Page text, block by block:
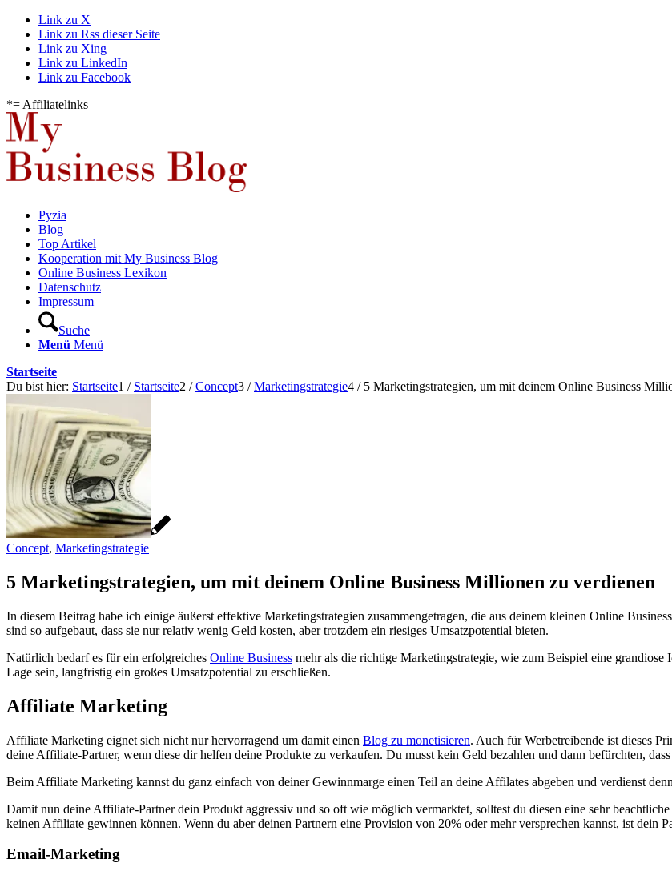
Link zu X
Link zu Rss dieser Seite
Link zu Xing
Link zu LinkedIn
Link zu Facebook
*= Affiliatelinks
Pyzia
Blog
Top Artikel
Kooperation mit My Business Blog
Online Business Lexikon
Datenschutz
Impressum
Suche
Menü Menü
Startseite
Du bist hier: Startseite1 / Startseite2 / Concept3 / Marketingstrategie4 / 5 Marketingstrategien, um mit deinem Online Business
Concept, Marketingstrategie
5 Marketingstrategien, um mit deinem Online Business Millionen zu verdienen
In diesem Beitrag habe ich einige äußerst effektive Marketingstrategien zusammengetragen, die aus deinem kleinen Online
sind so aufgebaut, dass sie nur relativ wenig Geld kosten, aber trotzdem ein riesiges Umsatzpotential bieten.
Natürlich bedarf es für ein erfolgreiches Online Business mehr als die richtige Marketingstrategie, wie zum Beispiel eine
Lage sein, langfristig ein großes Umsatzpotential zu erschließen.
Affiliate Marketing
Affiliate Marketing eignet sich nicht nur hervorragend um damit einen Blog zu monetisieren. Auch für Werbetreibende ist dieses
deine Affiliate-Partner, wenn diese dir helfen deine Produkte zu verkaufen. Du musst kein Geld bezahlen und dann befürchten,
Beim Affiliate Marketing kannst du ganz einfach von deiner Gewinnmarge einen Teil an deine Affilates abgeben und verdienst
Damit nun deine Affiliate-Partner dein Produkt aggressiv und so oft wie möglich vermarktet, solltest du diesen eine sehr
keinen Affiliate gewinnen können. Wenn du aber deinen Partnern eine Provision von 20% oder mehr versprechen kannst, ist dein
Email-Marketing